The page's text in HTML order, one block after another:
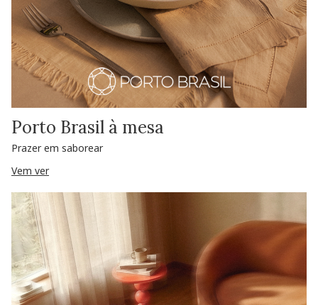
Porto Brasil à mesa
Prazer em saborear
Vem ver